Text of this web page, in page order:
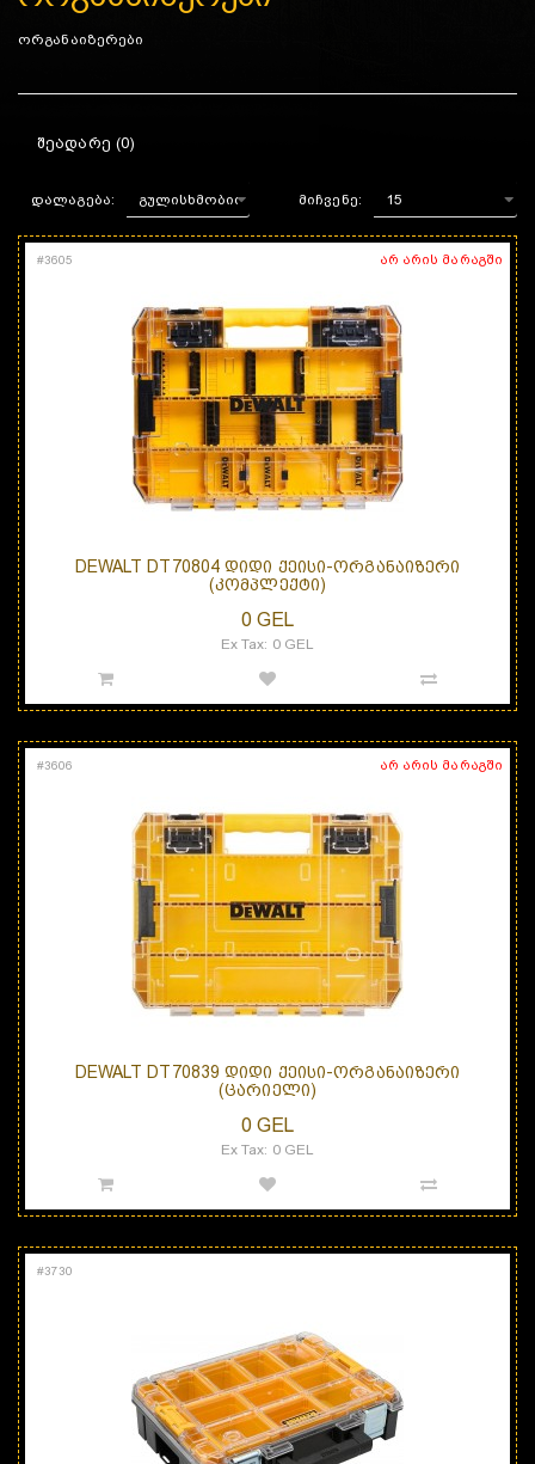
ორგანაიზერები
ᲨᲔᲐᲓᲐᲠᲔ (0)
დალაგება: მიჩვენე:
არ არის მარაგში
#3605
DEWALT DT70804 ᲓᲘᲓᲘ ᲥᲔᲘᲡᲘ-ᲝᲠᲒᲐᲜᲐᲘᲖᲔᲠᲘ
(ᲙᲝᲛᲞᲚᲔᲥᲢᲘ)
0 GEL
Ex Tax: 0 GEL
არ არის მარაგში
#3606
DEWALT DT70839 ᲓᲘᲓᲘ ᲥᲔᲘᲡᲘ-ᲝᲠᲒᲐᲜᲐᲘᲖᲔᲠᲘ
(ᲪᲐᲠᲘᲔᲚᲘ)
0 GEL
Ex Tax: 0 GEL
#3730